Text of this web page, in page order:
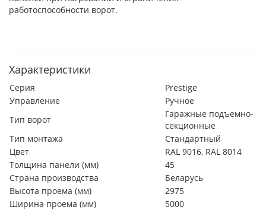
работоспособности ворот.
Характеристики
Серия
Prestige
Управление
Ручное
Тип ворот
Гаражные подъемно-
секционные
Тип монтажа
Стандартный
Цвет
RAL 9016, RAL 8014
Толщина панели (мм)
45
Страна производства
Беларусь
Высота проема (мм)
2975
Ширина проема (мм)
5000